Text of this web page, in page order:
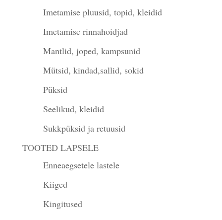
Imetamise pluusid, topid, kleidid
Imetamise rinnahoidjad
Mantlid, joped, kampsunid
Mütsid, kindad,sallid, sokid
Püksid
Seelikud, kleidid
Sukkpüksid ja retuusid
TOOTED LAPSELE
Enneaegsetele lastele
Kiiged
Kingitused